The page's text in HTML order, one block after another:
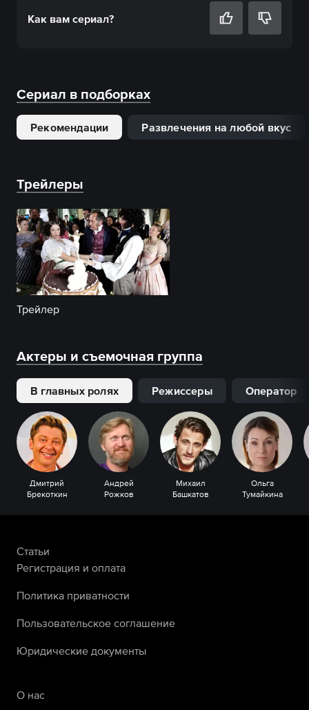
Как вам сериал?
Сериал в подборках
Рекомендации Развлечения на любой вкус
Трейлеры
Трейлер
Актеры и съемочная группа
В главных ролях Режиссеры Оператор
Дмитрий
Брекоткин
Андрей
Рожков
Михаил
Башкатов
Ольга
Тумайкина
Статьи
Регистрация и оплата
Политика приватности
Пользовательское соглашение
Юридические документы
О нас